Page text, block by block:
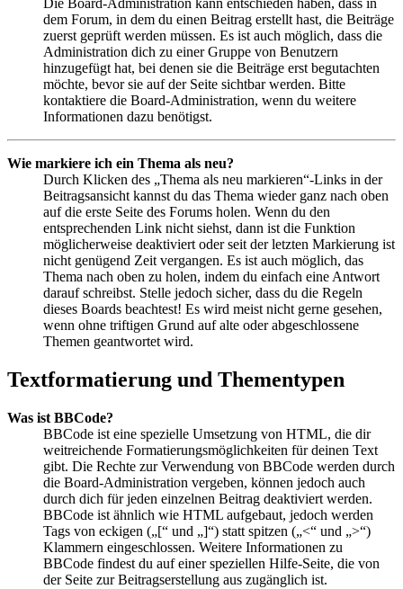
Die Board-Administration kann entschieden haben, dass in
dem Forum, in dem du einen Beitrag erstellt hast, die Beiträge
zuerst geprüft werden müssen. Es ist auch möglich, dass die
Administration dich zu einer Gruppe von Benutzern
hinzugefügt hat, bei denen sie die Beiträge erst begutachten
möchte, bevor sie auf der Seite sichtbar werden. Bitte
kontaktiere die Board-Administration, wenn du weitere
Informationen dazu benötigst.
Wie markiere ich ein Thema als neu?
Durch Klicken des „Thema als neu markieren“-Links in der
Beitragsansicht kannst du das Thema wieder ganz nach oben
auf die erste Seite des Forums holen. Wenn du den
entsprechenden Link nicht siehst, dann ist die Funktion
möglicherweise deaktiviert oder seit der letzten Markierung ist
nicht genügend Zeit vergangen. Es ist auch möglich, das
Thema nach oben zu holen, indem du einfach eine Antwort
darauf schreibst. Stelle jedoch sicher, dass du die Regeln
dieses Boards beachtest! Es wird meist nicht gerne gesehen,
wenn ohne triftigen Grund auf alte oder abgeschlossene
Themen geantwortet wird.
Textformatierung und Thementypen
Was ist BBCode?
BBCode ist eine spezielle Umsetzung von HTML, die dir
weitreichende Formatierungsmöglichkeiten für deinen Text
gibt. Die Rechte zur Verwendung von BBCode werden durch
die Board-Administration vergeben, können jedoch auch
durch dich für jeden einzelnen Beitrag deaktiviert werden.
BBCode ist ähnlich wie HTML aufgebaut, jedoch werden
Tags von eckigen („[“ und „]“) statt spitzen („<“ und „>“)
Klammern eingeschlossen. Weitere Informationen zu
BBCode findest du auf einer speziellen Hilfe-Seite, die von
der Seite zur Beitragserstellung aus zugänglich ist.